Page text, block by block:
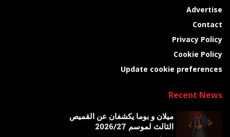
Advertise
Contact
Privacy Policy
Cookie Policy
Update cookie preferences
Recent News
ميلان و بوما يكشفان عن القميص
الثالث لموسم 2026/27